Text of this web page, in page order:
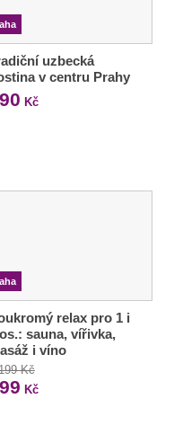
uzbecká
v centru Prahy
Kč
relax pro 1 i
sauna, vířivka,
i víno
Kč
Kč